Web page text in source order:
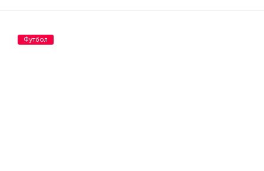
Футбол